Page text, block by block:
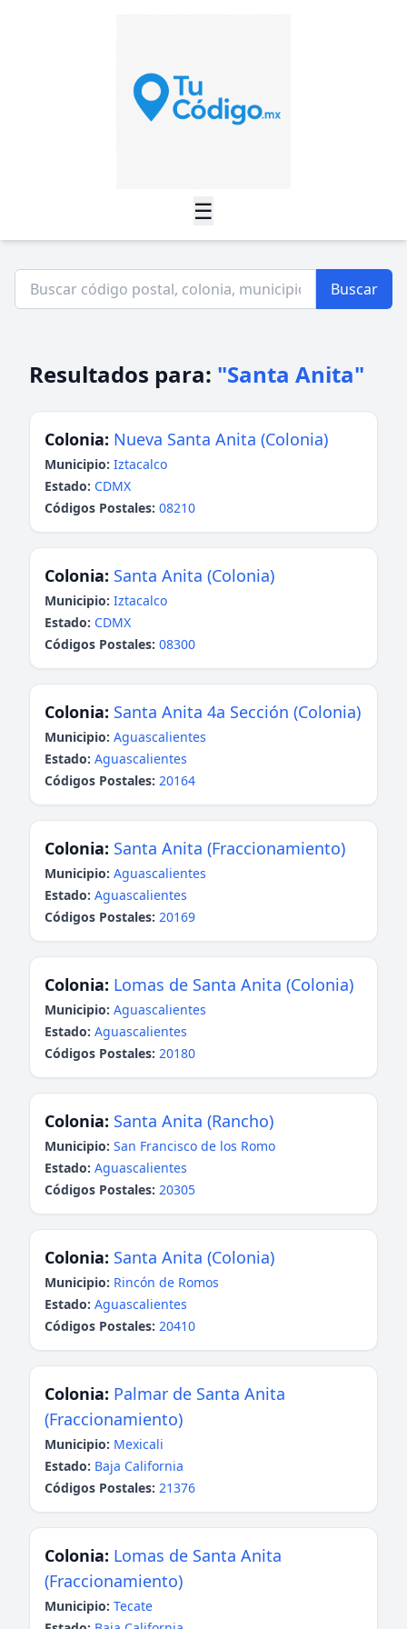
☰
Buscar
Resultados para: "Santa Anita"
Colonia: Nueva Santa Anita (Colonia)
Municipio: Iztacalco
Estado: CDMX
Códigos Postales: 08210
Colonia: Santa Anita (Colonia)
Municipio: Iztacalco
Estado: CDMX
Códigos Postales: 08300
Colonia: Santa Anita 4a Sección (Colonia)
Municipio: Aguascalientes
Estado: Aguascalientes
Códigos Postales: 20164
Colonia: Santa Anita (Fraccionamiento)
Municipio: Aguascalientes
Estado: Aguascalientes
Códigos Postales: 20169
Colonia: Lomas de Santa Anita (Colonia)
Municipio: Aguascalientes
Estado: Aguascalientes
Códigos Postales: 20180
Colonia: Santa Anita (Rancho)
Municipio: San Francisco de los Romo
Estado: Aguascalientes
Códigos Postales: 20305
Colonia: Santa Anita (Colonia)
Municipio: Rincón de Romos
Estado: Aguascalientes
Códigos Postales: 20410
Colonia: Palmar de Santa Anita
(Fraccionamiento)
Municipio: Mexicali
Estado: Baja California
Códigos Postales: 21376
Colonia: Lomas de Santa Anita
(Fraccionamiento)
Municipio: Tecate